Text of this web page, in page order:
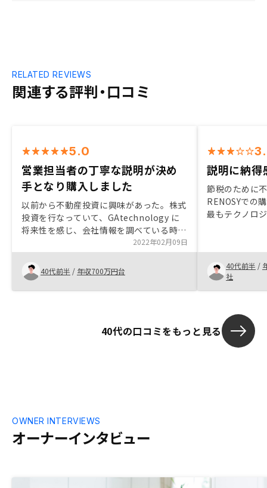
関連する評判・口コミ
RELATED REVIEWS
5.0
営業担当者の丁寧な説明が決め
手となり購入しました
以前から不動産投資に興味があった。株式
投資を行なっていて、GAtechnology に
将来性を感じ、会社情報を調べている時に
Renosy に興味を持ち、登録した。その後
営業担当者と面談する中で、リスクの少な
さと、御社サービスの合理性を感じたた
め。コロナが収束したら物件見学ツアーの
様なものを企画してはいかがでしょう
客が多いと思います。
2022年02月09日
40代前半 / 年収700万円台
説明に納得
節税のために
RENOSYでの
最もテクノロ
が多く融資を
40代前半 /
社
40代の口コミをもっと見る
オーナーインタビュー
OWNER INTERVIEWS